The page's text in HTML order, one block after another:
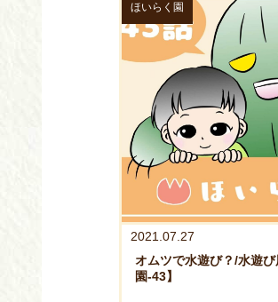
ほいらく園
2021.07.27
オムツで水遊び？/水遊
園-43】